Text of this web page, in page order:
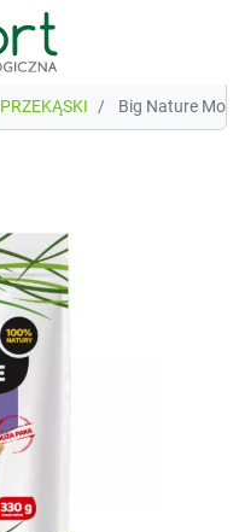
PRZEKĄSKI Big Nature